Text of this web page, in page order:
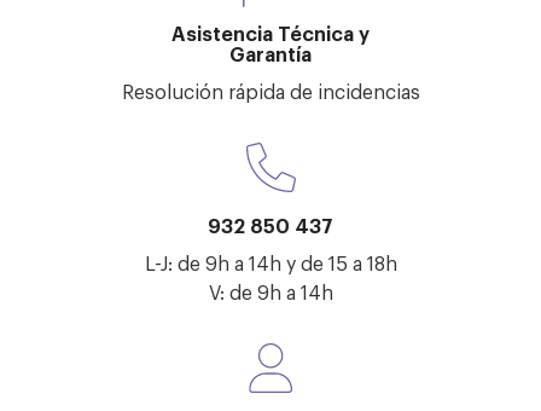
Asistencia Técnica y
Garantía
Resolución rápida de incidencias
932 850 437
L-J: de 9h a 14h y de 15 a 18h
V: de 9h a 14h